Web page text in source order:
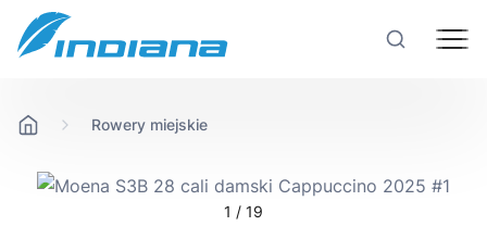
Rowery
Rowery miejskie
1 / 19